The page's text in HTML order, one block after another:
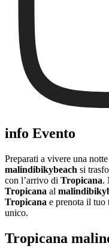
info Evento
Preparati a vivere una
malindibikybeach si
con l’arrivo di Tropicana.
Tropicana al
Tropicana e prenota il tuo
unico.
Tropicana